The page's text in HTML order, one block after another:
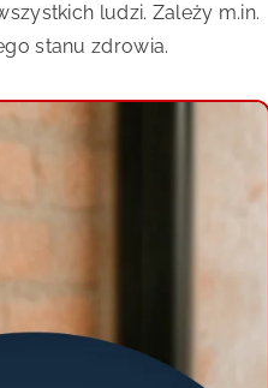
ludzi. Zależy m.in.
stanu zdrowia.